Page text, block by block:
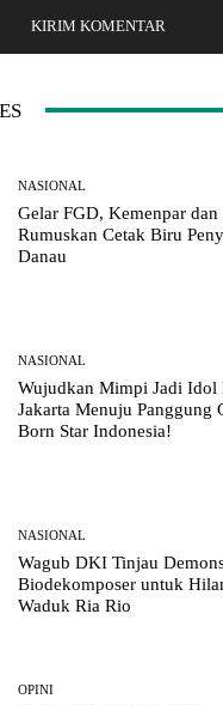
NASIONAL
Gelar FGD, Kemenpar
Rumuskan Cetak Biru
Danau
NASIONAL
Wujudkan Mimpi Jadi Idol
Jakarta Menuju Panggung
Born Star Indonesia!
NASIONAL
Wagub DKI Tinjau
Biodekomposer untuk
Waduk Ria Rio
OPINI